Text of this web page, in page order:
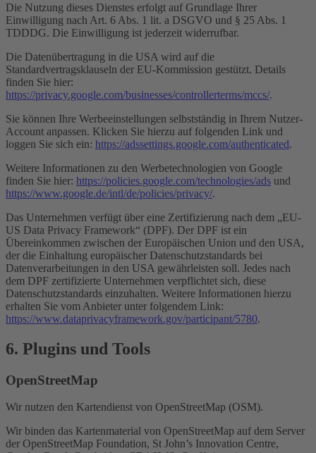
Die Nutzung dieses Dienstes erfolgt auf Grundlage Ihrer
Einwilligung nach Art. 6 Abs. 1 lit. a DSGVO und § 25 Abs. 1
TDDDG. Die Einwilligung ist jederzeit widerrufbar.
Die Datenübertragung in die USA wird auf die
Standardvertragsklauseln der EU-Kommission gestützt. Details
finden Sie hier:
https://privacy.google.com/businesses/controllerterms/mccs/.
Sie können Ihre Werbeeinstellungen selbstständig in Ihrem Nutzer-
Account anpassen. Klicken Sie hierzu auf folgenden Link und
loggen Sie sich ein: https://adssettings.google.com/authenticated.
Weitere Informationen zu den Werbetechnologien von Google
finden Sie hier: https://policies.google.com/technologies/ads und
https://www.google.de/intl/de/policies/privacy/.
Das Unternehmen verfügt über eine Zertifizierung nach dem „EU-
US Data Privacy Framework“ (DPF). Der DPF ist ein
Übereinkommen zwischen der Europäischen Union und den USA,
der die Einhaltung europäischer Datenschutzstandards bei
Datenverarbeitungen in den USA gewährleisten soll. Jedes nach
dem DPF zertifizierte Unternehmen verpflichtet sich, diese
Datenschutzstandards einzuhalten. Weitere Informationen hierzu
erhalten Sie vom Anbieter unter folgendem Link:
https://www.dataprivacyframework.gov/participant/5780.
6. Plugins und Tools
OpenStreetMap
Wir nutzen den Kartendienst von OpenStreetMap (OSM).
Wir binden das Kartenmaterial von OpenStreetMap auf dem Server
der OpenStreetMap Foundation, St John’s Innovation Centre,